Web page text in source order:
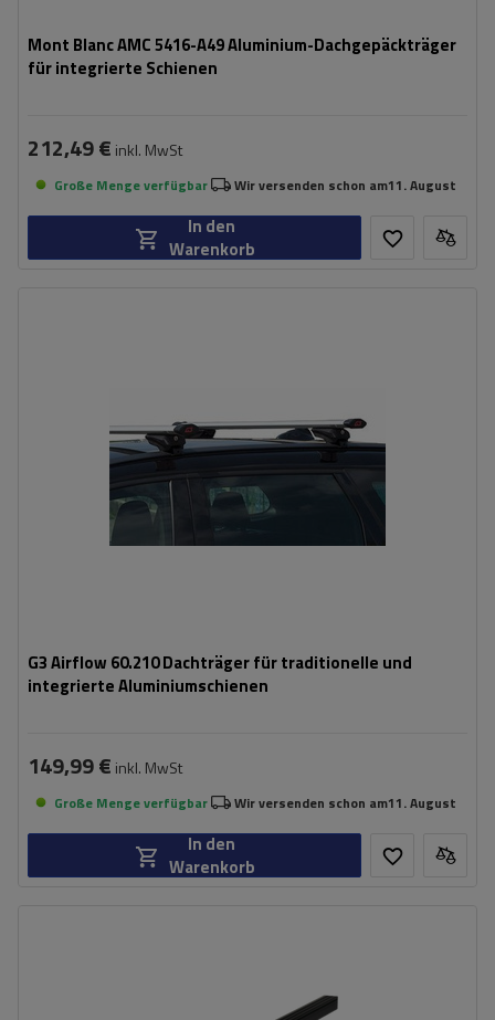
Mont Blanc AMC 5416-A49 Aluminium-Dachgepäckträger
für integrierte Schienen
212,49 € inkl. MwSt
Große Menge verfügbar Wir versenden schon am11. August
In den
Warenkorb
G3 Airflow 60.210 Dachträger für traditionelle und
integrierte Aluminiumschienen
149,99 € inkl. MwSt
Große Menge verfügbar Wir versenden schon am11. August
In den
Warenkorb